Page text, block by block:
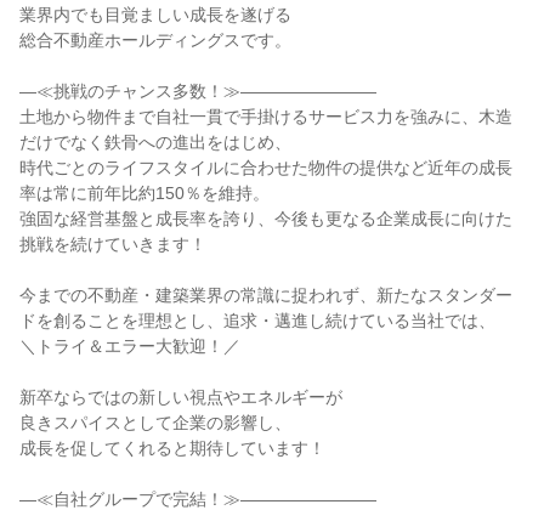
業界内でも目覚ましい成長を遂げる
総合不動産ホールディングスです。
―⁣≪挑戦のチャンス多数！≫――――――――
土地から物件まで自社一貫で手掛けるサービス力を強みに、木造
だけでなく鉄骨への進出をはじめ、
時代ごとのライフスタイルに合わせた物件の提供など近年の成長
率は常に前年比約150％を維持。
強固な経営基盤と成長率を誇り、今後も更なる企業成長に向けた
挑戦を続けていきます！
今までの不動産・建築業界の常識に捉われず、新たなスタンダー
ドを創ることを理想とし、追求・邁進し続けている当社では、
＼トライ＆エラー大歓迎！／
新卒ならではの新しい視点やエネルギーが
良きスパイスとして企業の影響し、
成長を促してくれると期待しています！
―⁣≪自社グループで完結！≫――――――――